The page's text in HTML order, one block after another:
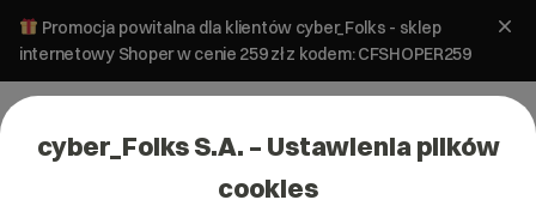
Promocja powitalna dla klientów cyber_Folks - sklep
internetowy Shoper w cenie 259 zł z kodem: CFSHOPER259
cyber_Folks S.A. – Ustawienia plików
cookies